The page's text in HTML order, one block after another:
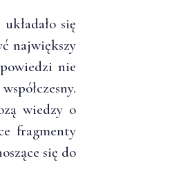
się
największy
nie
wiedzy o
fragmenty
się do